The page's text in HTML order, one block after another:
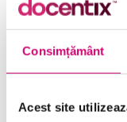
Consimțământ
Acest site
Marketing
Microsoft
Project
Resurse